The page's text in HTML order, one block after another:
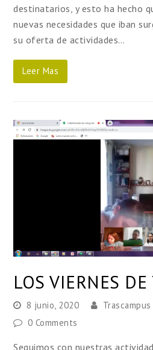
destinatarios, y esto ha hecho
nuevas necesidades que iban
su oferta de actividades…
Leer Mas
LOS VIERNES DE
8 junio, 2020 Trascampus
0 Comments
Seguimos con nuestras